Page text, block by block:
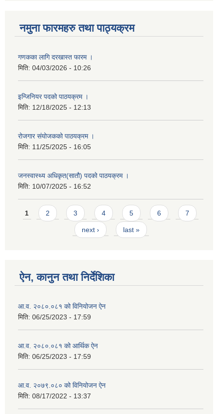
नमुना फारमहरु तथा पाठ्यक्रम
गणकका लागि दरखास्त फारम ।
मिति: 04/03/2026 - 10:26
इन्जिनियर पदको पाठयक्रम ।
मिति: 12/18/2025 - 12:13
रोजगार संयोजकको पाठयक्रम ।
मिति: 11/25/2025 - 16:05
जनस्वास्थ्य अधिकृत(सातौ) पदको पाठयक्रम ।
मिति: 10/07/2025 - 16:52
Pages
1 2 3 4 5 6 7
next › last »
ऐन, कानुन तथा निर्देशिका
आ.व. २०८०.०८१ को विनियोजन ऐन
मिति: 06/25/2023 - 17:59
आ.व. २०८०.०८१ को आर्थिक ऐन
मिति: 06/25/2023 - 17:59
आ.व. २०७९.०८० को विनियोजन ऐन
मिति: 08/17/2022 - 13:37